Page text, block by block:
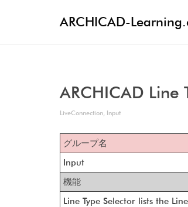
ARCHICAD-
ARCHICAD Line
LiveConnection, Input
グループ名
Input
機能
Line Type Selector lists the